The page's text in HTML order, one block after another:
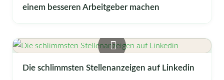
einem besseren Arbeitgeber machen
Die schlimmsten Stellenanzeigen auf Linkedin